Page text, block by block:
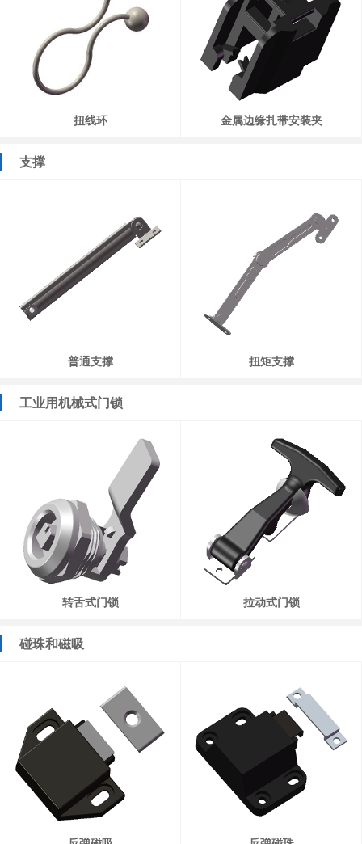
扭线环 金属边缘扎带安装夹
支撑
普通支撑 扭矩支撑
工业用机械式门锁
转舌式门锁 拉动式门锁
碰珠和磁吸